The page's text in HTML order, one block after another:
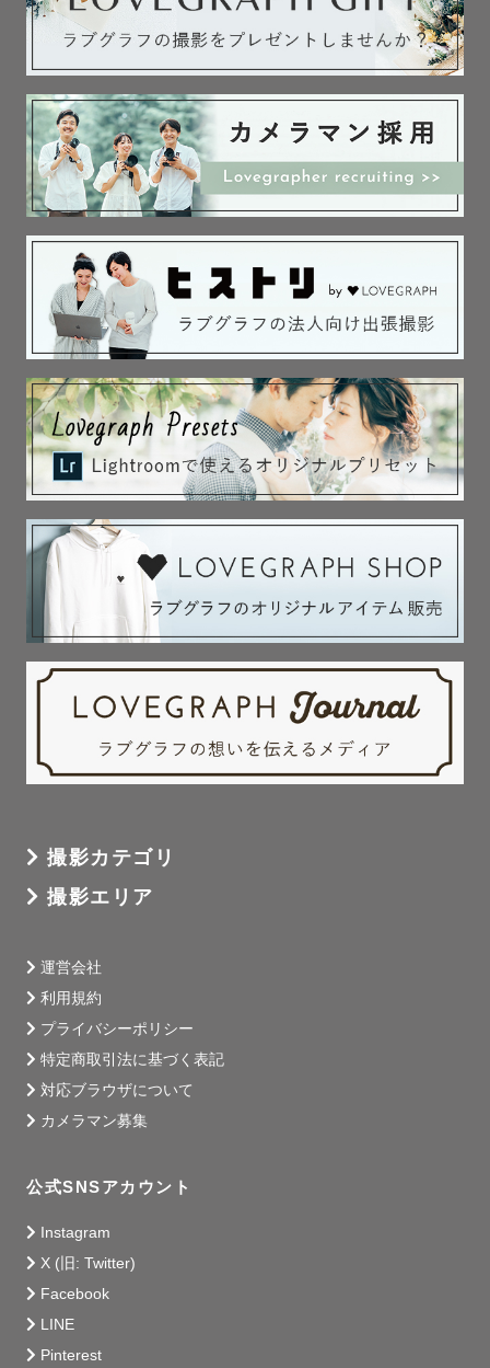
撮影カテゴリ
撮影エリア
運営会社
利用規約
プライバシーポリシー
特定商取引法に基づく表記
対応ブラウザについて
カメラマン募集
公式SNSアカウント
Instagram
X (旧: Twitter)
Facebook
LINE
Pinterest